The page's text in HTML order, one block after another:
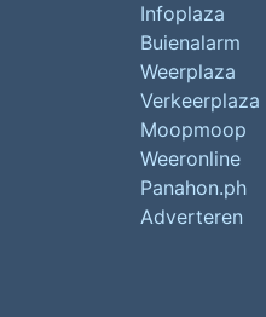
Infoplaza
Buienalarm
Weerplaza
Verkeerplaza
Moopmoop
Weeronline
Panahon.ph
Adverteren